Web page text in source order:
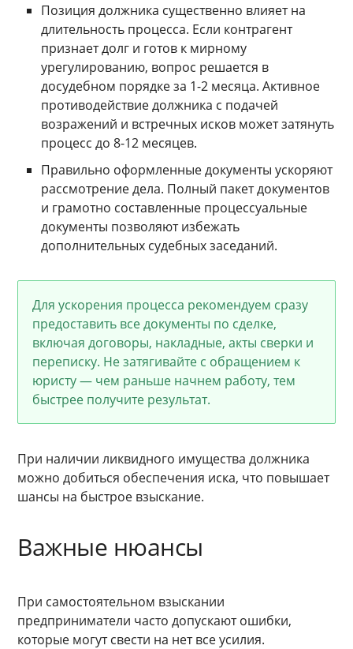
Позиция должника существенно влияет на
длительность процесса. Если контрагент
признает долг и готов к мирному
урегулированию, вопрос решается в
досудебном порядке за 1-2 месяца. Активное
противодействие должника с подачей
возражений и встречных исков может затянуть
процесс до 8-12 месяцев.
Правильно оформленные документы ускоряют
рассмотрение дела. Полный пакет документов
и грамотно составленные процессуальные
документы позволяют избежать
дополнительных судебных заседаний.
Для ускорения процесса рекомендуем сразу
предоставить все документы по сделке,
включая договоры, накладные, акты сверки и
переписку. Не затягивайте с обращением к
юристу — чем раньше начнем работу, тем
быстрее получите результат.
При наличии ликвидного имущества должника
можно добиться обеспечения иска, что повышает
шансы на быстрое взыскание.
Важные нюансы
При самостоятельном взыскании
предприниматели часто допускают ошибки,
которые могут свести на нет все усилия.